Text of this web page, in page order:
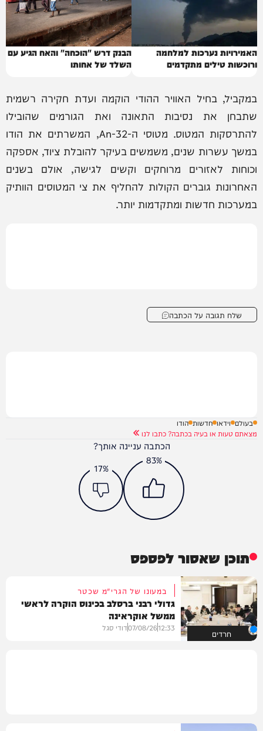
האמירויות נערכות למלחמה
ורוכשות טילים מתקדמים
הבנק דרש "הוכחה" והאח הגיע עם
השלד של אחותו
במקביל, בחיל האוויר ההודי הוקמה ועדת חקירה רשמית
שתבחן את נסיבות התאונה ואת הגורמים שהובילו
להתרסקות המטוס. מטוסי ה-An-32, המשרתים את הודו
במשך עשרות שנים, משמשים בעיקר להובלת ציוד, אספקה
וכוחות לאזורים מרוחקים וקשים לגישה, אולם בשנים
האחרונות גוברים הקולות להחליף את צי המטוסים הוותיק
במערכות חדשות ומתקדמות יותר.
שלח תגובה על הכתבה
בעולם וידאו חדשות הודו
מצאתם טעות או בעיה בכתבה? כתבו לנו
הכתבה עניינה אותך?
83%
17%
תוכן שאסור לפספס
חרדים
במעונו של הגרי"מ שכטר
גדולי רבני ברסלב בכינוס הוקרה לראשי
ממשל אוקראינה
12:33
07/08/26דודי סגל